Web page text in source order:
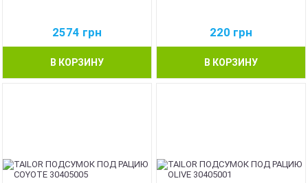
2574 грн
В КОРЗИНУ
220 грн
В КОРЗИНУ